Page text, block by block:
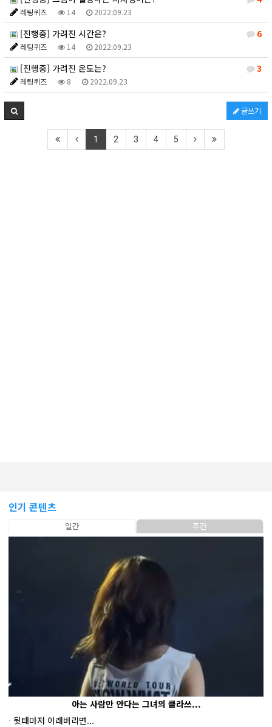
레팅퀴즈 14 2022.09.23
6
[진행중] 가려진 시간은?
레팅퀴즈 14 2022.09.23
3
[진행중] 가려진 온도는?
레팅퀴즈 8 2022.09.23
글쓰기
1 2 3 4 5
인기 콘텐츠
일간 주간
아는 사람만 안다는 그녀의 클라쓰...
· 뒷태마저 이래버리면...